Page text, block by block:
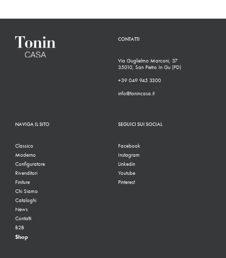
CONTATTI
Via Guglielmo Marconi, 37
35010, San Pietro In Gu (PD)
+39 049 945 3300
info@tonincasa.it
NAVIGA IL SITO
Classico
Moderno
Configuratore
Rivenditori
Finiture
Chi Siamo
Cataloghi
News
Contatti
B2B
Shop
SEGUICI SUI SOCIAL
Facebook
Instagram
Linkedin
Youtube
Pinterest